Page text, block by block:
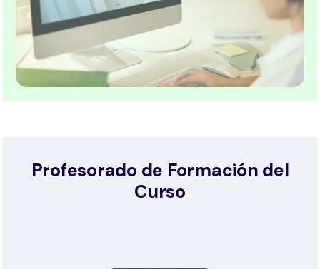
Profesorado de Formación del
Curso